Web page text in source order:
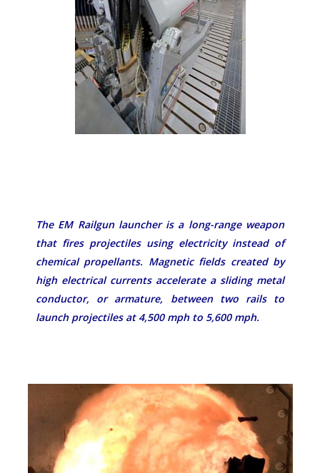
The EM Railgun launcher is a long-range weapon
that fires projectiles using electricity instead of
chemical propellants. Magnetic fields created by
high electrical currents accelerate a sliding metal
conductor, or armature, between two rails to
launch projectiles at 4,500 mph to 5,600 mph.